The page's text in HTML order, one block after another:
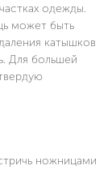
одежды.
может быть
катышков
Для большей
ножницами